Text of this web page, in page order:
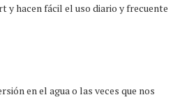
y hacen fácil el uso diario y frecuente
en el agua o las veces que nos